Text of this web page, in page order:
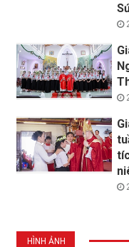
HÌNH ẢNH